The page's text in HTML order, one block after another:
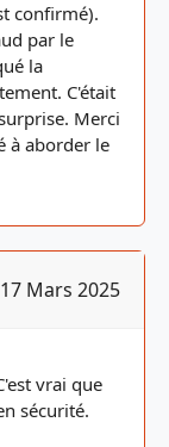
confirmé).
par le
la
C'était
Merci
à aborder le
Mars 2025
vrai que
sécurité.